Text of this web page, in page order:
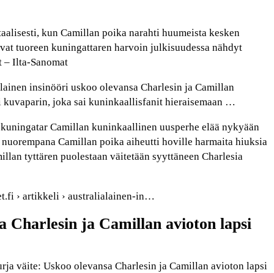
kun Camillan poika narahti huumeista kesken
tuoreen kuningattaren harvoin julkisuudessa nähdyt
– Ilta-Sanomat
insinööri uskoo olevansa Charlesin ja Camillan
joka sai kuninkaallisfanit hieraisemaan …
Camillan kuninkaallinen uusperhe elää nykyään
nuorempana Camillan poika aiheutti hoville harmaita hiuksia
tyttären puolestaan väitetään syyttäneen Charlesia
› artikkeli › australialainen-in…
Charlesin ja Camillan avioton lapsi
väite: Uskoo olevansa Charlesin ja Camillan avioton lapsi